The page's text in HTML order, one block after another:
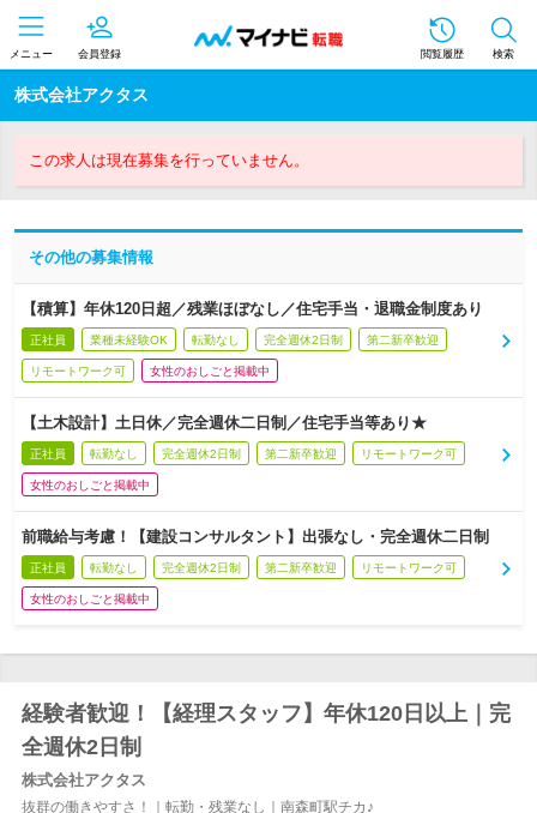
メニュー 会員登録 閲覧履歴 検索
株式会社アクタス
この求人は現在募集を行っていません。
その他の募集情報
【積算】年休120日超／残業ほぼなし／住宅手当・退職金制度あり
正社員 業種未経験OK 転勤なし 完全週休2日制 第二新卒歓迎
リモートワーク可 女性のおしごと掲載中
【土木設計】土日休／完全週休二日制／住宅手当等あり★
正社員 転勤なし 完全週休2日制 第二新卒歓迎 リモートワーク可
女性のおしごと掲載中
前職給与考慮！【建設コンサルタント】出張なし・完全週休二日制
正社員 転勤なし 完全週休2日制 第二新卒歓迎 リモートワーク可
女性のおしごと掲載中
経験者歓迎！【経理スタッフ】年休120日以上｜完
全週休2日制
株式会社アクタス
抜群の働きやすさ！｜転勤・残業なし｜南森町駅チカ♪